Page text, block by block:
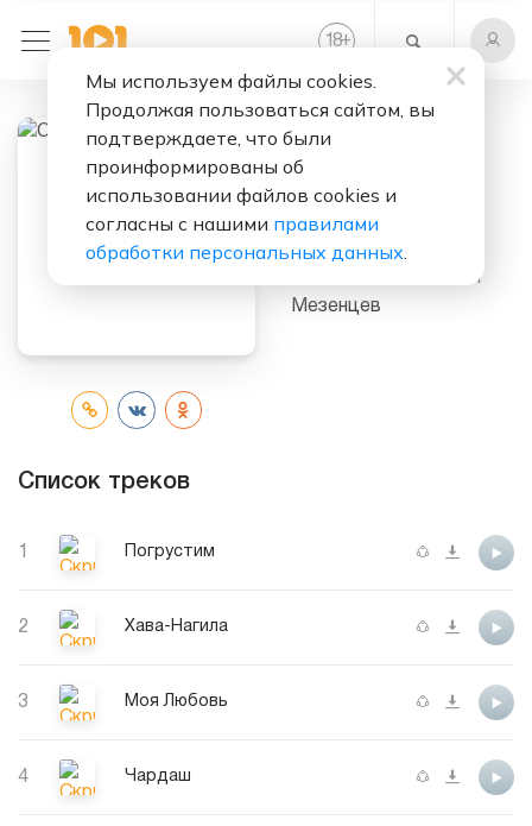
18+
Слушать бесплатно
Скрипичный
Драйв
Степан
Мезенцев
Список треков
1 Погрустим
2 Хава-Нагила
3 Моя Любовь
4 Чардаш
Мы используем файлы cookies.
Продолжая пользоваться сайтом, вы
подтверждаете, что были
проинформированы об
использовании файлов cookies и
согласны с нашими правилами
обработки персональных данных.